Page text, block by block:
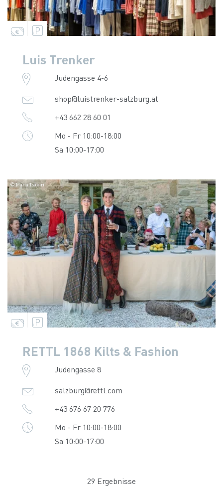
Luis Trenker
Judengasse 4-6
shop@luistrenker-salzburg.at
+43 662 28 60 01
Mo - Fr 10:00-18:00
Sa 10:00-17:00
© Maria Tsakiri
RETTL 1868 Kilts & Fashion
Judengasse 8
salzburg@rettl.com
+43 676 67 20 776
Mo - Fr 10:00-18:00
Sa 10:00-17:00
29 Ergebnisse